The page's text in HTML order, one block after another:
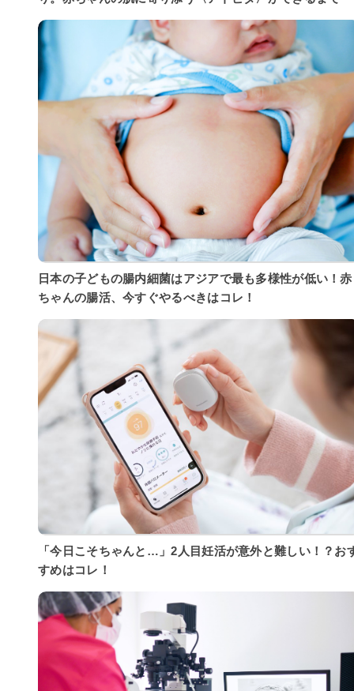
日本の子どもの腸内細菌はアジアで最も多様性が低い！赤
ちゃんの腸活、今すぐやるべきはコレ！
「今日こそちゃんと…」2人目妊活が意外と難しい！？お
すめはコレ！